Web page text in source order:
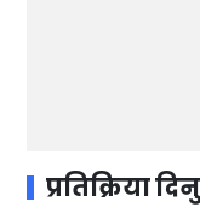
प्रतिक्रिया